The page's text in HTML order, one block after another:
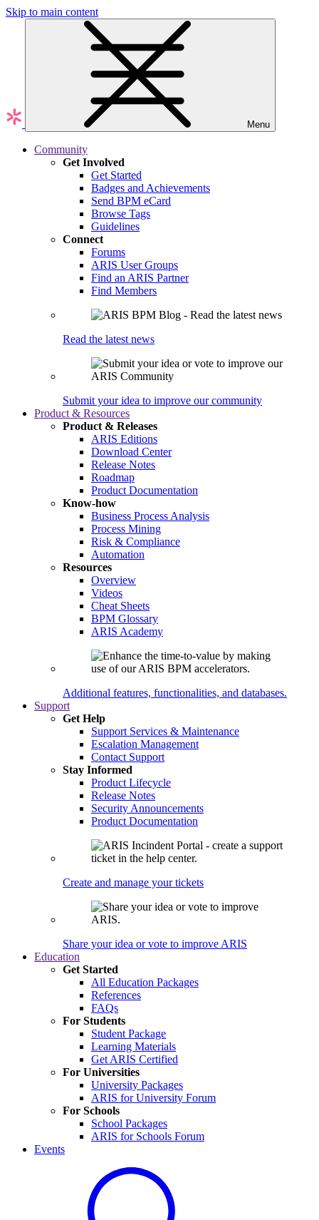
Skip to main content
Menu
Community
Get Involved
Get Started
Badges and Achievements
Send BPM eCard
Browse Tags
Guidelines
Connect
Forums
ARIS User Groups
Find an ARIS Partner
Find Members
Read the latest news
Submit your idea to improve our community
Product & Resources
Product & Releases
ARIS Editions
Download Center
Release Notes
Roadmap
Product Documentation
Know-how
Business Process Analysis
Process Mining
Risk & Compliance
Automation
Resources
Overview
Videos
Cheat Sheets
BPM Glossary
ARIS Academy
Additional features, functionalities, and databases.
Support
Get Help
Support Services & Maintenance
Escalation Management
Contact Support
Stay Informed
Product Lifecycle
Release Notes
Security Announcements
Product Documentation
Create and manage your tickets
Share your idea or vote to improve ARIS
Education
Get Started
All Education Packages
References
FAQs
For Students
Student Package
Learning Materials
Get ARIS Certified
For Universities
University Packages
ARIS for University Forum
For Schools
School Packages
ARIS for Schools Forum
Events